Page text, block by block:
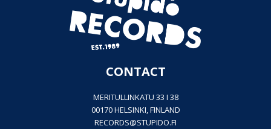
CONTACT
MERITULLINKATU 33 I 38
00170 HELSINKI, FINLAND
RECORDS@STUPIDO.FI